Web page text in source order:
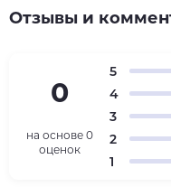
Отзывы и
0
на основе 0
оценок
5
4
3
2
1